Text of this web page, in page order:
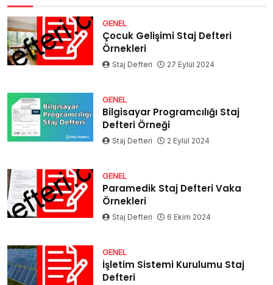
GENEL
Çocuk Gelişimi Staj Defteri
Örnekleri
Staj Defteri 27 Eylül 2024
GENEL
Bilgisayar Programcılığı Staj
Defteri Örneği
Staj Defteri 2 Eylül 2024
GENEL
Paramedik Staj Defteri Vaka
Örnekleri
Staj Defteri 6 Ekim 2024
GENEL
İşletim Sistemi Kurulumu Staj
Defteri